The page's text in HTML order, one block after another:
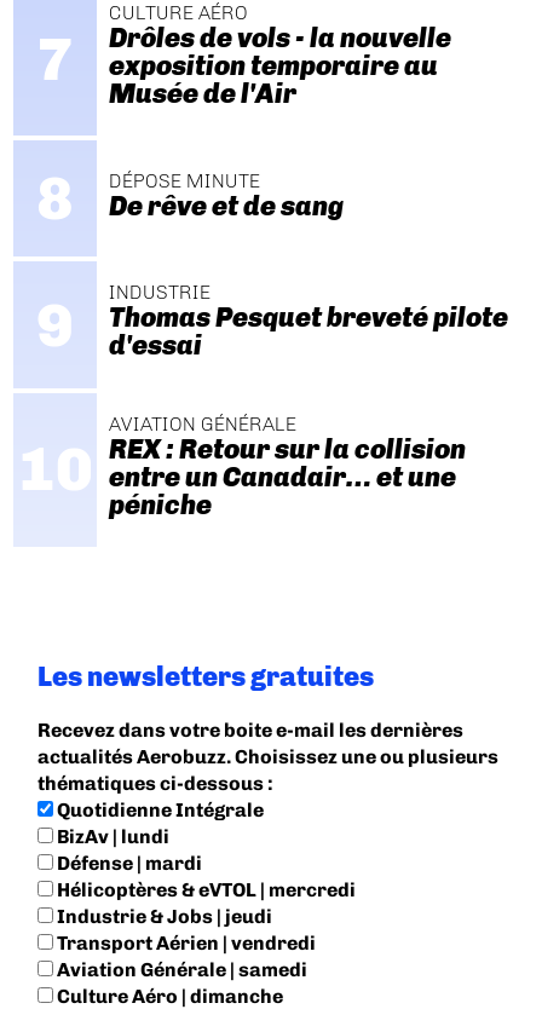
CULTURE AÉRO
Drôles de vols - la nouvelle
exposition temporaire au
Musée de l'Air
DÉPOSE MINUTE
De rêve et de sang
INDUSTRIE
Thomas Pesquet breveté pilote
d'essai
AVIATION GÉNÉRALE
REX : Retour sur la collision
entre un Canadair… et une
péniche
Les newsletters gratuites
Recevez dans votre boite e-mail les dernières
actualités Aerobuzz. Choisissez une ou plusieurs
thématiques ci-dessous :
Quotidienne Intégrale
BizAv | lundi
Défense | mardi
Hélicoptères & eVTOL | mercredi
Industrie & Jobs | jeudi
Transport Aérien | vendredi
Aviation Générale | samedi
Culture Aéro | dimanche